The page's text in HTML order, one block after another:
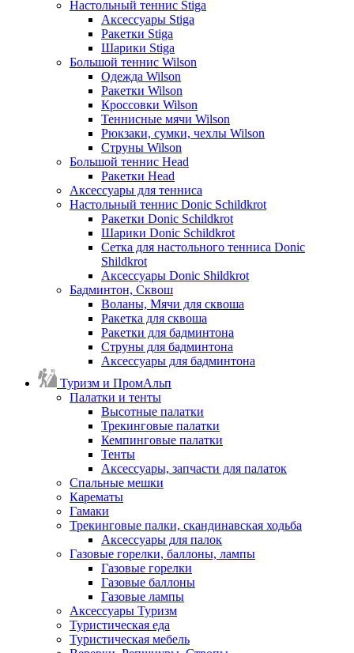
Настольный теннис Stiga
Аксессуары Stiga
Ракетки Stiga
Шарики Stiga
Большой теннис Wilson
Одежда Wilson
Ракетки Wilson
Кроссовки Wilson
Теннисные мячи Wilson
Рюкзаки, сумки, чехлы Wilson
Струны Wilson
Большой теннис Head
Ракетки Head
Аксессуары для тенниса
Настольный теннис Donic Schildkrot
Ракетки Donic Schildkrot
Шарики Donic Schildkrot
Сетка для настольного тенниса Donic
Shildkrot
Аксессуары Donic Shildkrot
Бадминтон, Сквош
Воланы, Мячи для сквоша
Ракетка для сквоша
Ракетки для бадминтона
Струны для бадминтона
Аксессуары для бадминтона
Туризм и ПромАльп
Палатки и тенты
Высотные палатки
Трекинговые палатки
Кемпинговые палатки
Тенты
Аксессуары, запчасти для палаток
Спальные мешки
Карематы
Гамаки
Трекинговые палки, скандинавская ходьба
Аксессуары для палок
Газовые горелки, баллоны, лампы
Газовые горелки
Газовые баллоны
Газовые лампы
Аксессуары Туризм
Туристическая еда
Туристическая мебель